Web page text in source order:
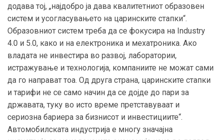
додава тој, „најдобро ја дава квалитетниот образовен
систем и усогласувањето на царинските стапки“.
Образовниот систем треба да се фокусира на Industry
4.0 и 5.0, како и на електроника и мехатроника. Ако
владата не инвестира во развој, лаборатории,
истражување и технологија, компаниите не можат сами
да го направат тоа. Од друга страна, царинските стапки
и тарифи не се само начин да се дојде до пари за
државата, туку во исто време претставуваат и
сериозна бариера за бизнисот и инвестициите“.
Автомобилската индустрија е многу значајна